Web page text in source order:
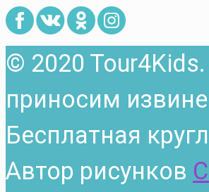
© 2020
приносим
Бесплатная
Автор рисунков